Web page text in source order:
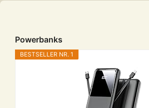
Powerbanks
BESTSELLER NR. 1